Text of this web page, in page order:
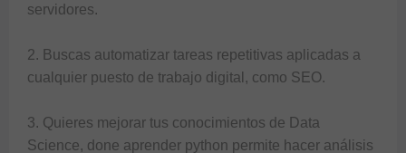
servidores.
2. Buscas automatizar tareas repetitivas aplicadas a
cualquier puesto de trabajo digital, como SEO.
3. Quieres mejorar tus conocimientos de Data
Science, done aprender python permite hacer análisis